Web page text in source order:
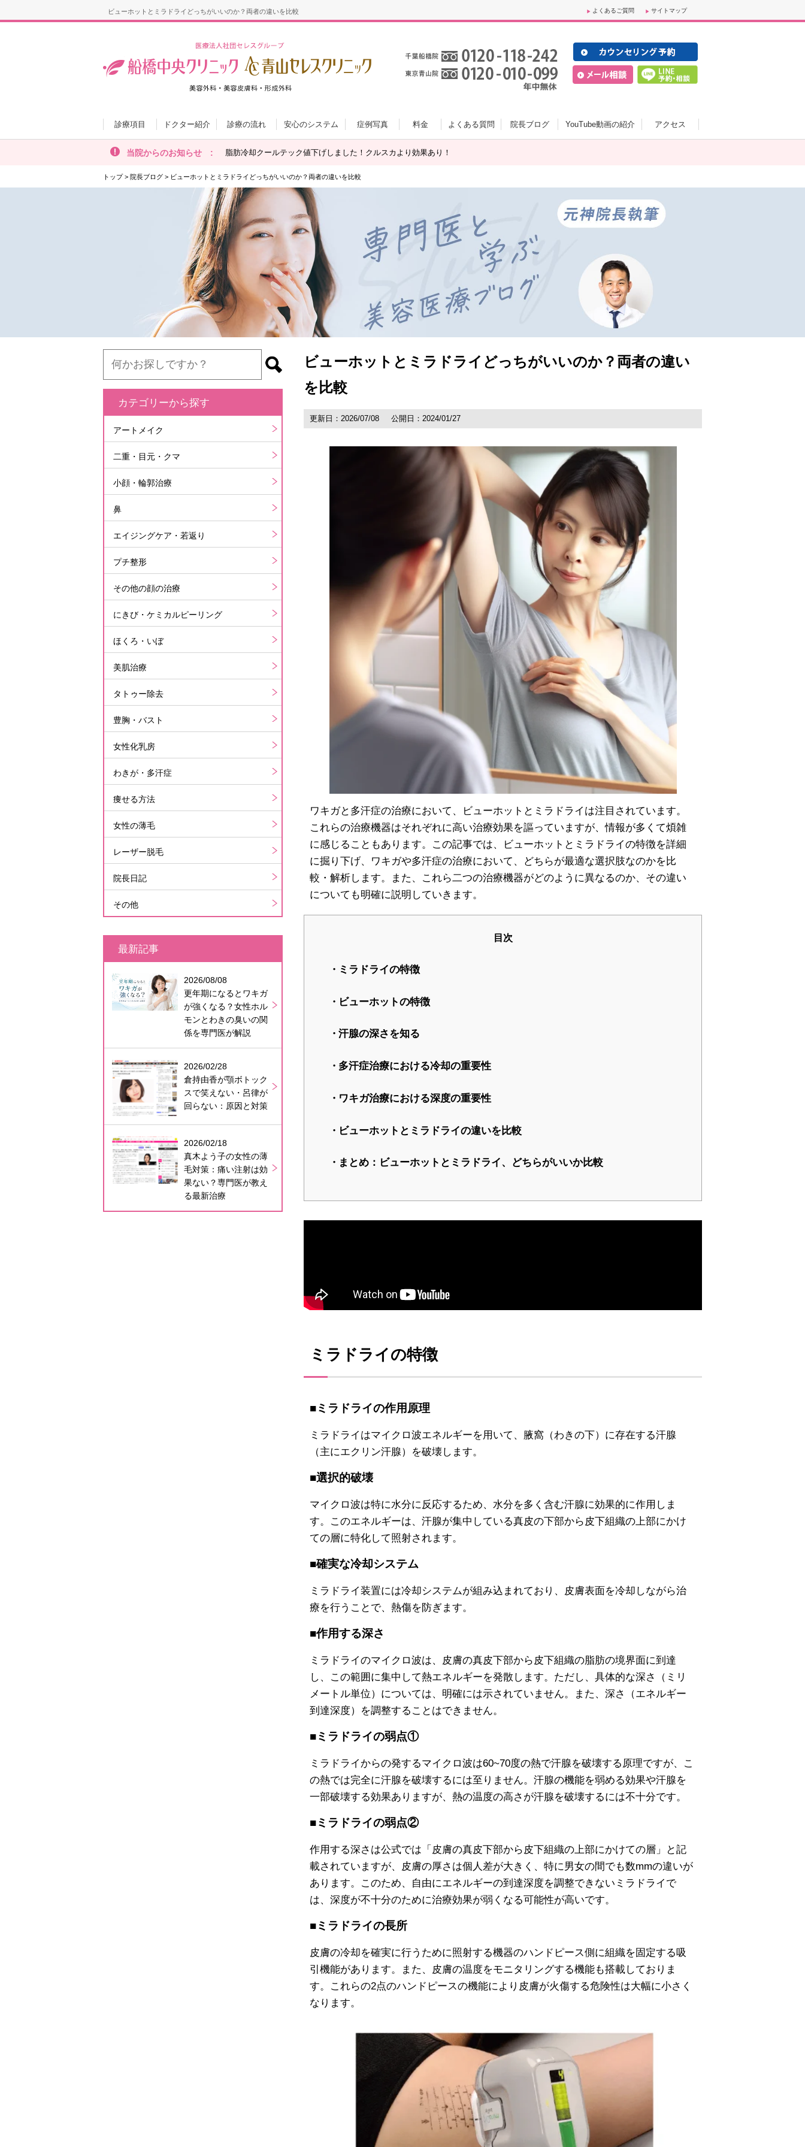
ビューホットとミラドライどっちがいいのか？両者の違いを比較 よくあるご質問 サイトマップ
診療項目 ドクター紹介 診療の流れ 安心のシステム 症例写真 料金 よくある質問 院長ブログ YouTube動画の紹介 アクセス
当院からのお知らせ : 脂肪冷却クールテック値下げしました！クルスカより効果あり！
トップ > 院長ブログ > ビューホットとミラドライどっちがいいのか？両者の違いを比較
ビューホットとミラドライどっちがいいのか？両者の違い
を比較
更新日：2026/07/08 公開日：2024/01/27
ワキガと多汗症の治療において、ビューホットとミラドライは注目されています。
これらの治療機器はそれぞれに高い治療効果を謳っていますが、情報が多くて煩雑
に感じることもあります。この記事では、ビューホットとミラドライの特徴を詳細
に掘り下げ、ワキガや多汗症の治療において、どちらが最適な選択肢なのかを比
較・解析します。また、これら二つの治療機器がどのように異なるのか、その違い
についても明確に説明していきます。
目次
ミラドライの特徴
ビューホットの特徴
汗腺の深さを知る
多汗症治療における冷却の重要性
ワキガ治療における深度の重要性
ビューホットとミラドライの違いを比較
まとめ：ビューホットとミラドライ、どちらがいいか比較
ミラドライの特徴
■ミラドライの作用原理
ミラドライはマイクロ波エネルギーを用いて、腋窩（わきの下）に存在する汗腺
（主にエクリン汗腺）を破壊します。
■選択的破壊
マイクロ波は特に水分に反応するため、水分を多く含む汗腺に効果的に作用しま
す。このエネルギーは、汗腺が集中している真皮の下部から皮下組織の上部にかけ
ての層に特化して照射されます。
■確実な冷却システム
ミラドライ装置には冷却システムが組み込まれており、皮膚表面を冷却しながら治
療を行うことで、熱傷を防ぎます。
■作用する深さ
ミラドライのマイクロ波は、皮膚の真皮下部から皮下組織の脂肪の境界面に到達
し、この範囲に集中して熱エネルギーを発散します。ただし、具体的な深さ（ミリ
メートル単位）については、明確には示されていません。また、深さ（エネルギー
到達深度）を調整することはできません。
■ミラドライの弱点①
ミラドライからの発するマイクロ波は60~70度の熱で汗腺を破壊する原理ですが、こ
の熱では完全に汗腺を破壊するには至りません。汗腺の機能を弱める効果や汗腺を
一部破壊する効果ありますが、熱の温度の高さが汗腺を破壊するには不十分です。
■ミラドライの弱点②
作用する深さは公式では「皮膚の真皮下部から皮下組織の上部にかけての層」と記
載されていますが、皮膚の厚さは個人差が大きく、特に男女の間でも数mmの違いが
あります。このため、自由にエネルギーの到達深度を調整できないミラドライで
は、深度が不十分のために治療効果が弱くなる可能性が高いです。
■ミラドライの長所
皮膚の冷却を確実に行うために照射する機器のハンドピース側に組織を固定する吸
引機能があります。また、皮膚の温度をモニタリングする機能も搭載しておりま
す。これらの2点のハンドピースの機能により皮膚が火傷する危険性は大幅に小さく
なります。
カテゴリーから探す
アートメイク
二重・目元・クマ
小顔・輪郭治療
鼻
エイジングケア・若返り
プチ整形
その他の顔の治療
にきび・ケミカルピーリング
ほくろ・いぼ
美肌治療
タトゥー除去
豊胸・バスト
女性化乳房
わきが・多汗症
痩せる方法
女性の薄毛
レーザー脱毛
院長日記
その他
最新記事
2026/08/08
更年期になるとワキガ
が強くなる？女性ホル
モンとわきの臭いの関
係を専門医が解説
2026/02/28
倉持由香が顎ボトック
スで笑えない・呂律が
回らない：原因と対策
2026/02/18
真木よう子の女性の薄
毛対策：痛い注射は効
果ない？専門医が教え
る最新治療